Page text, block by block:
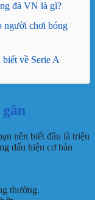
đá VN là gì?
người chơi bóng
về Serie A
nên biết đâu là triệu
dấu hiệu cơ bản
thường.